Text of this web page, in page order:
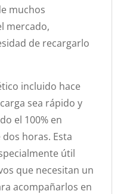
muchos
mercado,
de recargarlo
incluido hace
sea rápido y
el 100% en
horas. Esta
útil
que necesitan un
acompañarlos en